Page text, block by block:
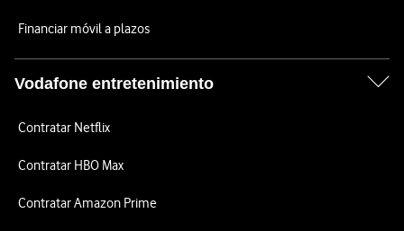
Financiar móvil a plazos
Vodafone entretenimiento
Contratar Netflix
Contratar HBO Max
Contratar Amazon Prime